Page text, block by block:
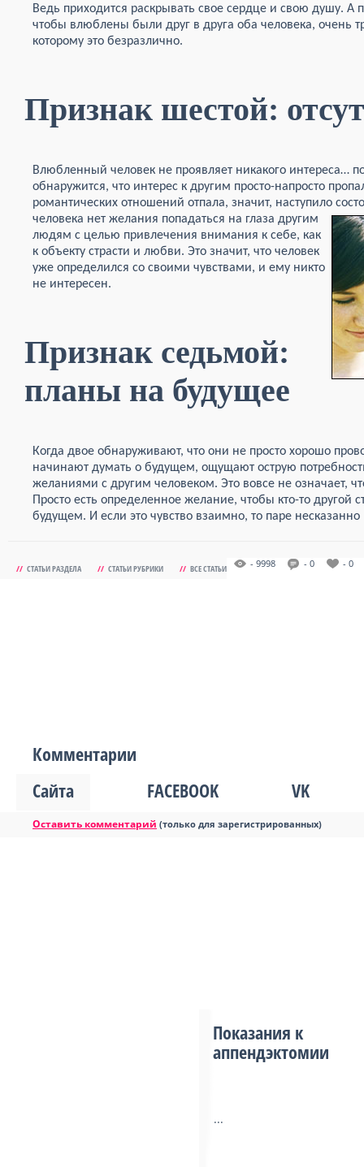
Ведь приходится раскрывать свое сердце и свою душу. А
чтобы влюблены были друг в друга оба человека, очень
которому это безразлично.
Признак шестой:
Влюбленный человек не проявляет никакого интереса…
обнаружится, что интерес к другим просто-напросто
романтических отношений отпала, значит, наступило
человека нет желания попадаться на глаза другим
людям с целью привлечения внимания к себе, как
к объекту страсти и любви. Это значит, что человек
уже определился со своими чувствами, и ему никто
не интересен.
Признак седьмой:
планы на будущее
Когда двое обнаруживают, что они не просто хорошо
начинают думать о будущем, ощущают острую
желаниями с другим человеком. Это вовсе не означает,
Просто есть определенное желание, чтобы кто-то
будущем. И если это чувство взаимно, то паре несказанно
// СТАТЬИ РАЗДЕЛА // СТАТЬИ РУБРИКИ // ВСЕ СТАТЬИ - 9998 - 0 - 0
Комментарии
Сайта
FACEBOOK VK
Оставить комментарий (только для зарегистрированных)
Показания к
аппендэктомии
...